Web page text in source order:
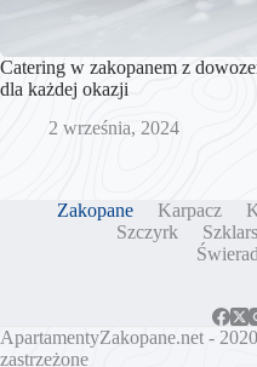
Catering w zakopanem z
dla każdej okazji
2 września, 2024
Zakopane Karpacz
Szczyrk
ApartamentyZakopane.net -
zastrzeżone